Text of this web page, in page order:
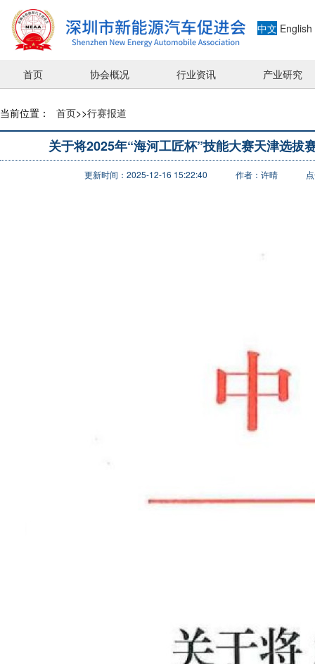
中文 English
首页 协会概况 行业资讯 产业研究
当前位置： 首页>>行赛报道
关于将2025年“海河工匠杯”技能大赛天津选拔
更新时间：2025-12-16 15:22:40 作者：许晴